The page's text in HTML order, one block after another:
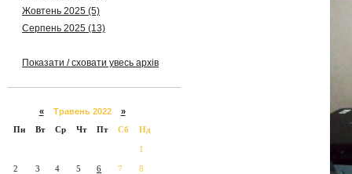
Жовтень 2025 (5)
Серпень 2025 (13)
Показати / сховати увесь архів
«Травень 2022 »
Пн
Вт Ср Чт Пт Сб Нд
1
2 3 4 5 6 7 8